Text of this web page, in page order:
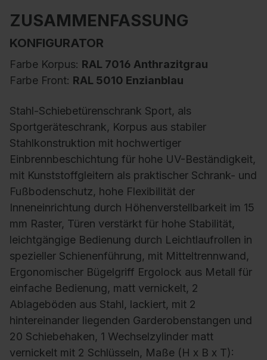
ZUSAMMENFASSUNG
KONFIGURATOR
Farbe Korpus: RAL 7016 Anthrazitgrau
Farbe Front: RAL 5010 Enzianblau
Stahl-Schiebetürenschrank Sport, als
Sportgeräteschrank, Korpus aus stabiler
Stahlkonstruktion mit hochwertiger
Einbrennbeschichtung für hohe UV-Beständigkeit,
mit Kunststoffgleitern als praktischer Schrank- und
Fußbodenschutz, hohe Flexibilität der
Inneneinrichtung durch Höhenverstellbarkeit im 15
mm Raster, Türen verstärkt für hohe Stabilität,
leichtgängige Bedienung durch Leichtlaufrollen in
spezieller Schienenführung, mit Mitteltrennwand,
Ergonomischer Bügelgriff Ergolock aus Metall für
einfache Bedienung, matt vernickelt, 2
Ablageböden aus Stahl, lackiert, mit 2
hintereinander liegenden Garderobenstangen und
20 Schiebehaken, 1 Wechselzylinder matt
vernickelt mit 2 Schlüsseln, Maße (H x B x T):